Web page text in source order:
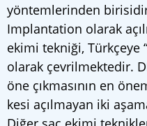
yöntemlerinden
Implantation olarak
ekimi tekniği, Türkçeye
olarak çevrilmektedir.
öne çıkmasının en
kesi açılmayan iki